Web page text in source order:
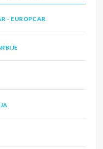
- EUROPCAR